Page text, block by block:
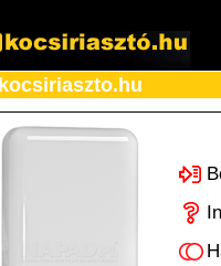
kocsiriaszto.hu